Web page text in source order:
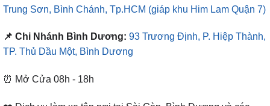
Trung Sơn, Bình Chánh, Tp.HCM (giáp khu Him Lam Quận 7)
📌 Chi Nhánh Bình Dương: 93 Trương Định, P. Hiệp Thành,
TP. Thủ Dầu Một, Bình Dương
⏰ Mở Cửa 08h - 18h